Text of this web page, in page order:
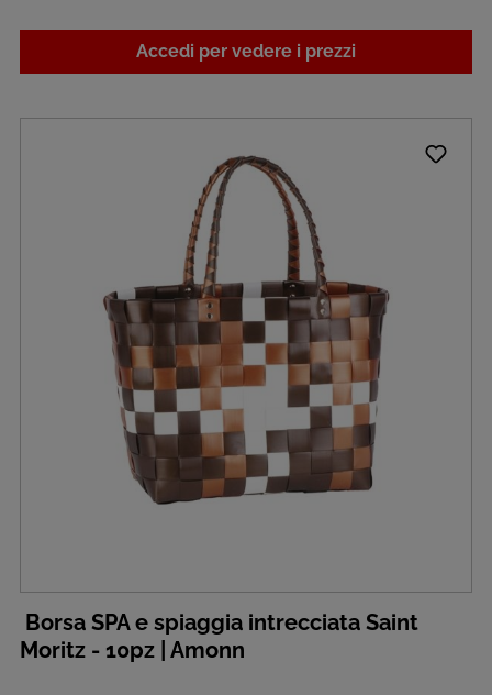
Accedi per vedere i prezzi
Borsa SPA e spiaggia intrecciata Saint
Moritz - 10pz | Amonn